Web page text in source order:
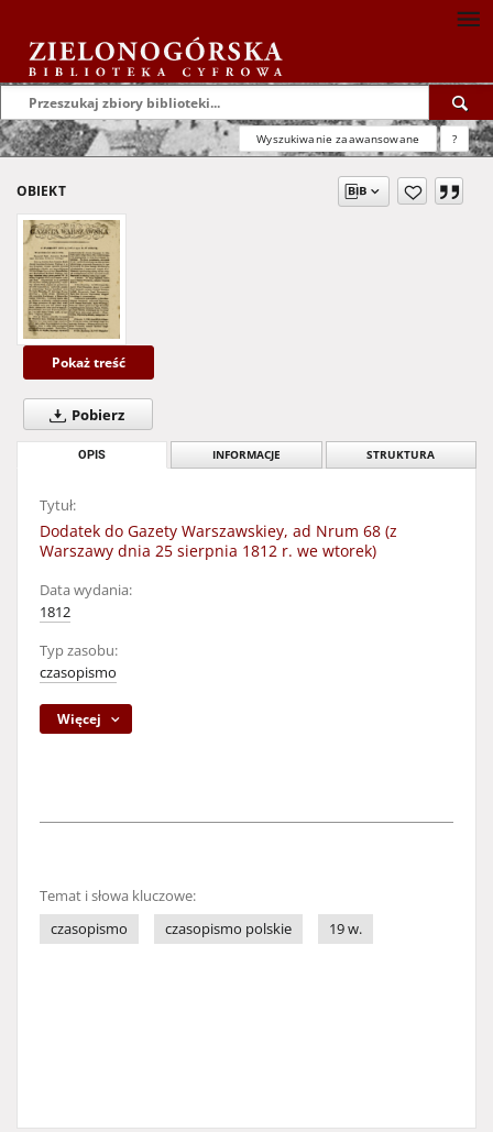
Wyszukiwanie zaawansowane ?
OBIEKT
Pokaż treść
Pobierz
OPIS INFORMACJE STRUKTURA
Tytuł:
Dodatek do Gazety Warszawskiey, ad Nrum 68 (z
Warszawy dnia 25 sierpnia 1812 r. we wtorek)
Data wydania:
1812
Typ zasobu:
czasopismo
Więcej
Temat i słowa kluczowe:
czasopismo
czasopismo polskie 19 w.